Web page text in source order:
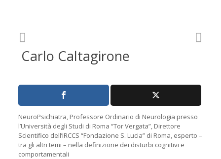
Carlo Caltagirone
NeuroPsichiatra, Professore Ordinario di Neurologia presso
l’Università degli Studi di Roma “Tor Vergata”, Direttore
Scientifico dell’IRCCS “Fondazione S. Lucia” di Roma, esperto –
tra gli altri temi – nella definizione dei disturbi cognitivi e
comportamentali